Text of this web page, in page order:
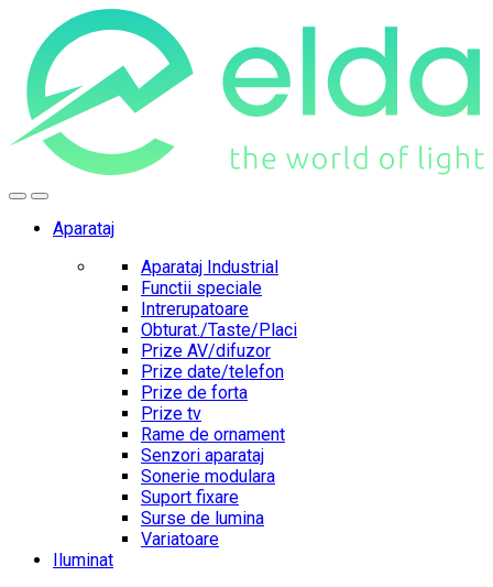
navigation
content
Aparataj
Aparataj Industrial
Functii speciale
Intrerupatoare
Obturat./Taste/Placi
Prize AV/difuzor
Prize date/telefon
Prize de forta
Prize tv
Rame de ornament
Senzori aparataj
Sonerie modulara
Suport fixare
Surse de lumina
Variatoare
Iluminat